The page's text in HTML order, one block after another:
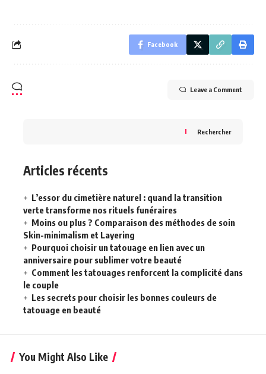
Facebook
Leave a Comment
Rechercher
Articles récents
L’essor du cimetière naturel : quand la transition
verte transforme nos rituels funéraires
Moins ou plus ? Comparaison des méthodes de soin
Skin-minimalism et Layering
Pourquoi choisir un tatouage en lien avec un
anniversaire pour sublimer votre beauté
Comment les tatouages renforcent la complicité dans
le couple
Les secrets pour choisir les bonnes couleurs de
tatouage en beauté
You Might Also Like